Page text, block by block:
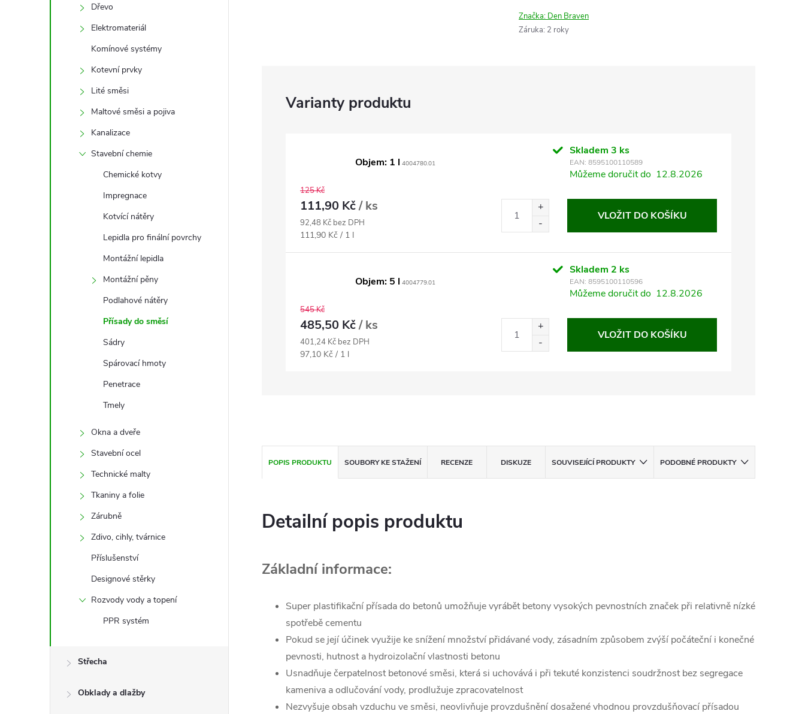
Dřevo
Elektromateriál
Komínové systémy
Kotevní prvky
Lité směsi
Maltové směsi a pojiva
Kanalizace
Stavební chemie
Chemické kotvy
Impregnace
Kotvící nátěry
Lepidla pro finální povrchy
Montážní lepidla
Montážní pěny
Podlahové nátěry
Přísady do směsí
Sádry
Spárovací hmoty
Penetrace
Tmely
Okna a dveře
Stavební ocel
Technické malty
Tkaniny a folie
Zárubně
Zdivo, cihly, tvárnice
Příslušenství
Designové stěrky
Rozvody vody a topení
PPR systém
Střecha
Obklady a dlažby
Značka: Den Braven
Záruka: 2 roky
Objem: 1 l 4004780.01
Skladem3 ks
EAN: 8595100110589
Můžeme doručit do 12.8.2026
125 Kč
111,90 Kč/ ks
92,48 Kč bez DPH
Měrná
cena:
111,90 Kč / 1 l
VLOŽIT DO KOŠÍKU
Objem: 5 l 4004779.01
Skladem 2 ks
EAN: 8595100110596
Můžeme doručit do 12.8.2026
545 Kč
485,50 Kč/ ks
401,24 Kč bez DPH
Měrná
97,10 Kč / 1 l
VLOŽIT DO KOŠÍKU
POPIS PRODUKTU SOUBORY KE STAŽENÍ RECENZE DISKUZE SOUVISEJÍCÍ PRODUKTY PODOBNÉ PRODUKTY
Detailní popis produktu
Základní informace:
Super plastifikační přísada do betonů umožňuje vyrábět betony vysokých pevnostních značek při relativně nízké
spotřebě cementu
Pokud se její účinek využije ke snížení množství přidávané vody, zásadním způsobem zvýší počáteční i konečné
pevnosti, hutnost a hydroizolační vlastnosti betonu
Usnadňuje čerpatelnost betonové směsi, která si uchovává i při tekuté konzistenci soudržnost bez segregace
kameniva a odlučování vody, prodlužuje zpracovatelnost
Nezvyšuje obsah vzduchu ve směsi, neovlivňuje provzdušnění dosažené vhodnou provzdušňovací přísadou